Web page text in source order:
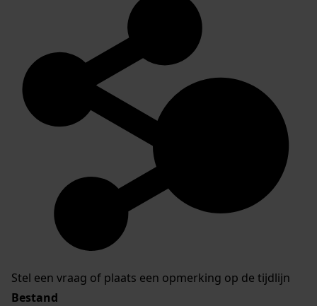
Stel een vraag of plaats een opmerking op de tijdlijn
Bestand